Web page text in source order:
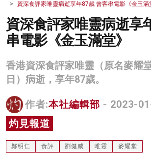
生活
健康
商業
科技
名家榜
灼見活動
關於我們
資深食評家唯靈病逝享年87歲 曾客串電影《金玉滿
資深食評家唯靈病逝享
串電影《金玉滿堂》
香港資深食評家唯靈（原名麥耀
日）病逝，享年87歲。
作者:本社編輯部 - 2023-
灼見報道
鄭明仁 食評 劉健威 唯靈 麥耀堂